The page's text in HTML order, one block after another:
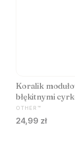
Koralik
błękitnymi
PRODUCENT
OTHER™
Cena
24,99 zł